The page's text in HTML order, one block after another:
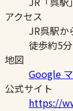
アクセス
JR呉駅か
徒歩約5分
地図
Google
公式サイト
https://